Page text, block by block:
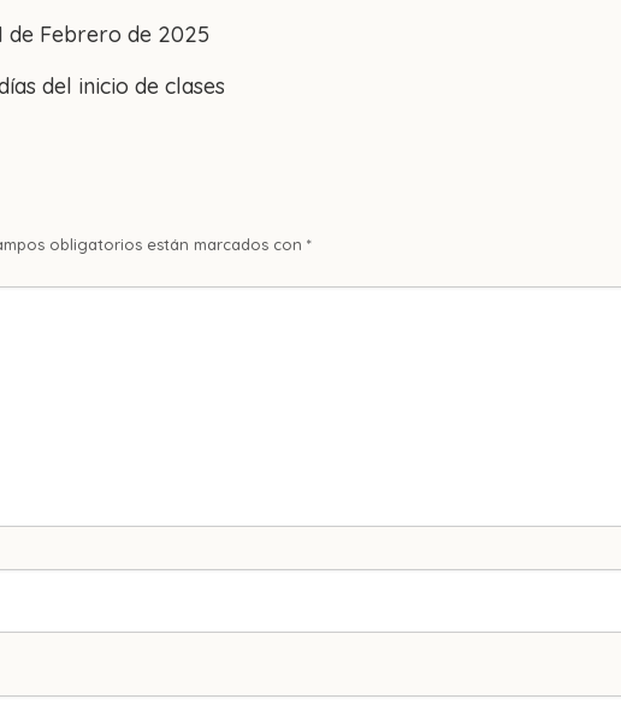
de Febrero de 2025
del inicio de clases
obligatorios están marcados con *